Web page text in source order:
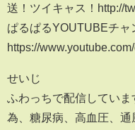
送！ツイキャス！http://
ぱるぱるYOUTUBEチャ
https://
せいじ
ふわっちで配信してい
為、糖尿病、高血圧、通